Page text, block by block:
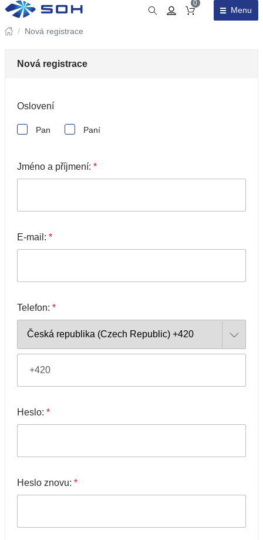
Obsah košíku
0
Menu
/ Nová registrace
Nová registrace
Oslovení
Pan Paní
Jméno a příjmení: *
E-mail: *
Telefon: *
Heslo: *
Heslo znovu: *